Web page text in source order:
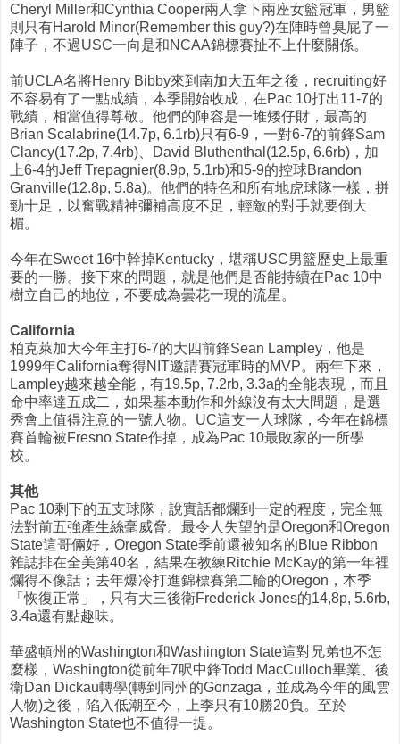
Cheryl Miller和Cynthia Cooper兩人拿下兩座女籃冠軍，男籃
則只有Harold Minor(Remember this guy?)在陣時曾臭屁了一
陣子，不過USC一向是和NCAA錦標賽扯不上什麼關係。
前UCLA名將Henry Bibby來到南加大五年之後，recruiting好
不容易有了一點成績，本季開始收成，在Pac 10打出11-7的
戰績，相當值得尊敬。他們的陣容是一堆矮仔財，最高的
Brian Scalabrine(14.7p, 6.1rb)只有6-9，一對6-7的前鋒Sam
Clancy(17.2p, 7.4rb)、David Bluthenthal(12.5p, 6.6rb)，加
上6-4的Jeff Trepagnier(8.9p, 5.1rb)和5-9的控球Brandon
Granville(12.8p, 5.8a)。他們的特色和所有地虎球隊一樣，拼
勁十足，以奮戰精神彌補高度不足，輕敵的對手就要倒大
楣。
今年在Sweet 16中幹掉Kentucky，堪稱USC男籃歷史上最重
要的一勝。接下來的問題，就是他們是否能持續在Pac 10中
樹立自己的地位，不要成為曇花一現的流星。
California
柏克萊加大今年主打6-7的大四前鋒Sean Lampley，他是
1999年California奪得NIT邀請賽冠軍時的MVP。兩年下來，
Lampley越來越全能，有19.5p, 7.2rb, 3.3a的全能表現，而且
命中率達五成二，如果基本動作和外線沒有太大問題，是選
秀會上值得注意的一號人物。UC這支一人球隊，今年在錦標
賽首輪被Fresno State作掉，成為Pac 10最敗家的一所學
校。
其他
Pac 10剩下的五支球隊，說實話都爛到一定的程度，完全無
法對前五強產生絲毫威脅。最令人失望的是Oregon和Oregon
State這哥倆好，Oregon State季前還被知名的Blue Ribbon
雜誌排在全美第40名，結果在教練Ritchie McKay的第一年裡
爛得不像話；去年爆冷打進錦標賽第二輪的Oregon，本季
「恢復正常」，只有大三後衛Frederick Jones的14,8p, 5.6rb,
3.4a還有點趣味。
華盛頓州的Washington和Washington State這對兄弟也不怎
麼樣，Washington從前年7呎中鋒Todd MacCulloch畢業、後
衛Dan Dickau轉學(轉到同州的Gonzaga，並成為今年的風雲
人物)之後，陷入低潮至今，上季只有10勝20負。至於
Washington State也不值得一提。